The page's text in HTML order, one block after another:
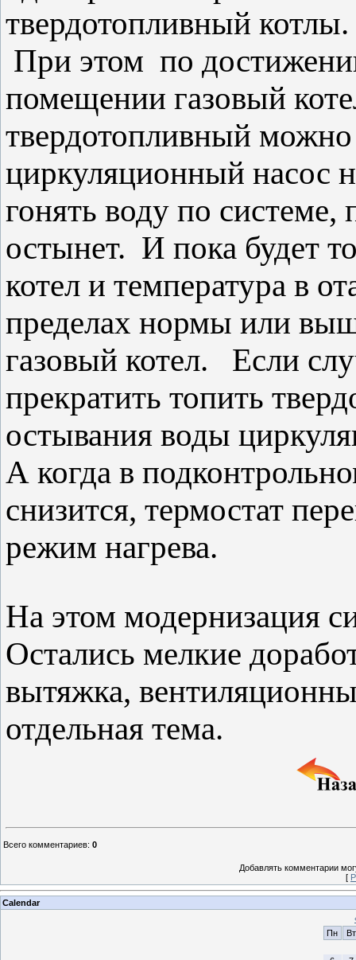
твердотопливный котлы.
При этом по
помещении газовый
твердотопливный
циркуляционный насос
гонять воду по системе,
остынет. И пока будет
котел и температура в
пределах нормы или
газовый котел. Если
прекратить топить
остывания воды
А когда в
снизится, термостат
режим нагрева.
На этом модернизация
Остались мелкие
вытяжка,
отдельная тема.
Всего комментариев: 0
Добавлять комментарии
[
Calendar
Пн
Вт